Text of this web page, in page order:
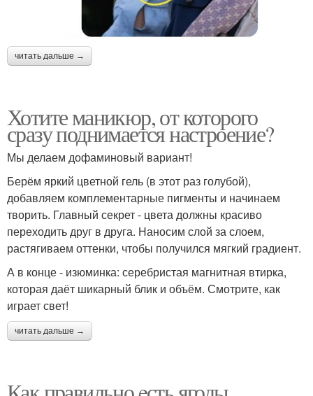
читать дальше →
Хотите маникюр, от которого
сразу поднимается настроение?
Мы делаем дофаминовый вариант!
Берём яркий цветной гель (в этот раз голубой),
добавляем комплементарные пигменты и начинаем
творить. Главный секрет - цвета должны красиво
переходить друг в друга. Наносим слой за слоем,
растягиваем оттенки, чтобы получился мягкий градиент.
А в конце - изюминка: серебристая магнитная втирка,
которая даёт шикарный блик и объём. Смотрите, как
играет свет!
читать дальше →